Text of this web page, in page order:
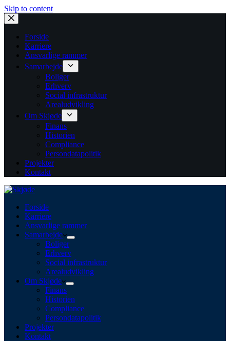
Skip to content
Forside
Karriere
Ansvarlige rammer
Samarbejde
Boliger
Erhverv
Social infrastruktur
Arealudvikling
Om Skjøde
Finans
Historien
Compliance
Persondatapolitik
Projekter
Kontakt
Forside
Karriere
Ansvarlige rammer
Samarbejde
Boliger
Erhverv
Social infrastruktur
Arealudvikling
Om Skjøde
Finans
Historien
Compliance
Persondatapolitik
Projekter
Kontakt